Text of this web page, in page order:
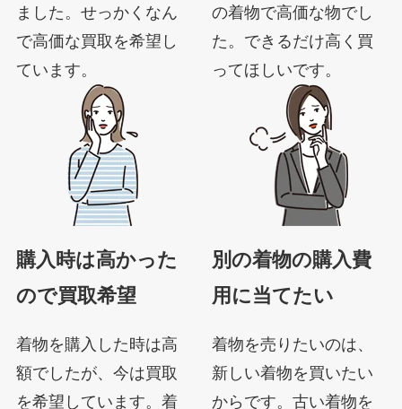
ました。せっかくなん
で高価な買取を希望し
ています。
の着物で高価な物でし
た。できるだけ高く買
ってほしいです。
購入時は高かった
ので買取希望
着物を購入した時は高
額でしたが、今は買取
を希望しています。着
別の着物の購入費
用に当てたい
着物を売りたいのは、
新しい着物を買いたい
からです。古い着物を